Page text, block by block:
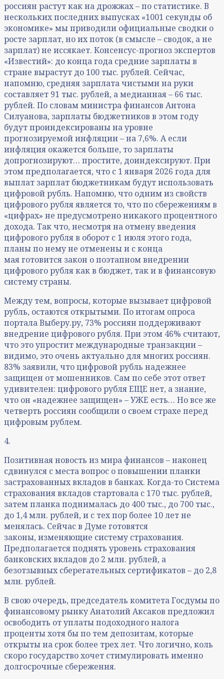
россиян растут как на дрожжах – по статистике. В
нескольких последних выпусках «1001 секунды об
экономике» мы приводили официальные сводки о
росте зарплат, но их поток (в смысле – сводок, а не
зарплат) не иссякает. Консенсус-прогноз экспертов
«Известий»: до конца года средние зарплаты в
стране вырастут до 100 тыс. рублей. Сейчас,
напомню, средняя зарплата чистыми на руки
составляет 91 тыс. рублей, а медианная – 66 тыс.
рублей. По словам министра финансов Антона
Силуанова, зарплаты бюджетников в этом году
будут проиндексированы на уровне
прогнозируемой инфляции – на 7,6%. А если
инфляция окажется больше, то зарплаты
допрогнозируют… простите, доиндексируют. При
этом предполагается, что с 1 января 2026 года для
выплат зарплат бюджетникам будут использовать
цифровой рубль. Напомню, что одним из свойств
цифрового рубля является то, что по сбережениям в
«цифрах» не предусмотрено никакого процентного
дохода. Так что, несмотря на отмену введения
цифрового рубля в оборот с 1 июля этого года,
планы по нему не отменены и с конца
мая готовится закон о поэтапном внедрении
цифрового рубля как в бюджет, так и в финансовую
систему страны.
Между тем, вопросы, которые вызывает цифровой
рубль, остаются открытыми. По итогам опроса
портала Выберу.ру, 73% россиян поддерживают
внедрение цифрового рубля. При этом 46% считают,
что это упростит международные транзакции –
видимо, это очень актуально для многих россиян.
83% заявили, что цифровой рубль надежнее
защищен от мошенников. Сам по себе этот ответ
удивителен: цифрового рубля ЕЩЕ нет, а знание,
что он «надежнее защищен» – УЖЕ есть… Но все же
четверть россиян сообщили о своем страхе перед
цифровым рублем.
4.
Позитивная новость из мира финансов – наконец
сдвинулся с места вопрос о повышении планки
застрахованных вкладов в банках. Когда-то Система
страхования вкладов стартовала с 170 тыс. рублей,
затем планка поднималась до 400 тыс., до 700 тыс.,
до 1,4 млн. рублей, и с тех пор более 10 лет не
менялась. Сейчас в Думе готовятся
законы, изменяющие систему страхования.
Предполагается поднять уровень страхования
банковских вкладов до 2 млн. рублей, а
безотзывных сберегательных сертификатов – до 2,8
млн. рублей.
В свою очередь, председатель комитета Госдумы по
финансовому рынку Анатолий Аксаков предложил
освободить от уплаты подоходного налога
проценты хотя бы по тем депозитам, которые
открыты на срок более трех лет. Что логично, коль
скоро государство хочет стимулировать именно
долгосрочные сбережения.